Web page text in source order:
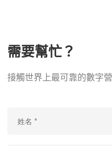
需要幫忙？
接觸世界上最可靠的數字